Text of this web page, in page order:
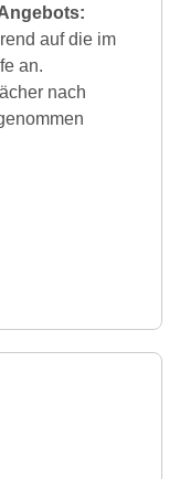
auf die im
an.
nach